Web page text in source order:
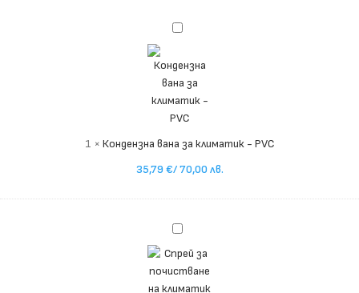
Кондензна
за
климатик
-
PVC
1 × Кондензна вана за климатик - PVC
35,79 €/ 70,00 лв.
Спрей
почистване